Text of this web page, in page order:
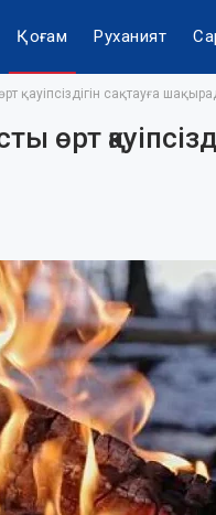
Қоғам Руханият
қауіпсіздігін сақтауға
өрт